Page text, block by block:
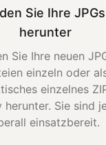
Sie Ihre JPGs
herunter
Sie Ihre neuen
einzeln oder
einzelnes
herunter. Sie sind
einsatzbereit.